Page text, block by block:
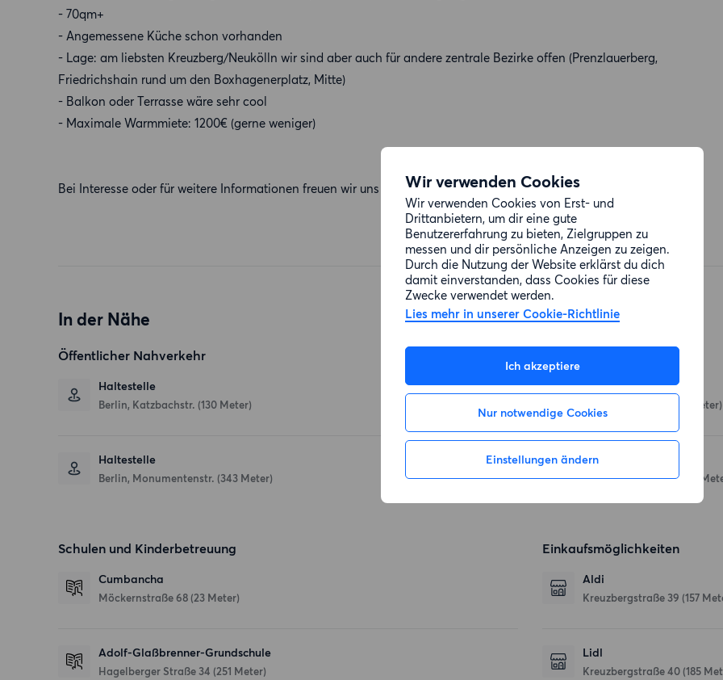
Wir verwenden Cookies
Wir verwenden Cookies von Erst- und
Drittanbietern, um dir eine gute
Benutzererfahrung zu bieten, Zielgruppen zu
messen und dir persönliche Anzeigen zu zeigen.
Durch die Nutzung der Website erklärst du dich
damit einverstanden, dass Cookies für diese
Zwecke verwendet werden.
Lies mehr in unserer Cookie-Richtlinie
Ich akzeptiere
Nur notwendige Cookies
Einstellungen ändern
- 70qm+
- Angemessene Küche schon vorhanden
- Lage: am liebsten Kreuzberg/Neukölln wir sind aber auch für andere zentrale Bezirke offen (Prenzlauerberg,
Friedrichshain rund um den Boxhagenerplatz, Mitte)
- Balkon oder Terrasse wäre sehr cool
- Maximale Warmmiete: 1200€ (gerne weniger)
Bei Interesse oder für weitere Informationen freuen wir uns über eine Nachricht!
In der Nähe
Öffentlicher Nahverkehr
Haltestelle
Berlin, Katzbachstr. (130 Meter)
Haltestelle
Berlin, Monumentenstr. (343 Meter)
El Almacén de Fausto
(70 Meter)
+39
Möckernstraße 73a (197
Schulen und Kinderbetreuung
Cumbancha
Möckernstraße 68 (23 Meter)
Adolf-Glaßbrenner-Grundschule
Hagelberger Straße 34 (251 Meter)
Einkaufsmöglichkeiten
Aldi
Kreuzbergstraße 39 (157
Lidl
Kreuzbergstraße 40 (185